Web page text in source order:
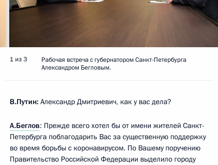
1 из 3
Рабочая встреча с губернатором Санкт-Петербурга
Александром Бегловым.
В.Путин: Александр Дмитриевич, как у вас дела?
А.Беглов: Прежде всего хотел бы от имени жителей Санкт-
Петербурга поблагодарить Вас за существенную поддержку
во время борьбы с коронавирусом. По Вашему поручению
Правительство Российской Федерации выделило городу